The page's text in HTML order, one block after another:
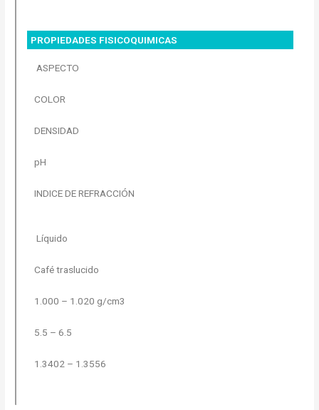
PROPIEDADES FISICOQUIMICAS
ASPECTO
COLOR
DENSIDAD
pH
INDICE DE REFRACCIÓN
Líquido
Café traslucido
1.000 – 1.020 g/cm3
5.5 – 6.5
1.3402 – 1.3556